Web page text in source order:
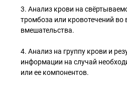
3. Анализ крови на
тромбоза или кровотечений во
вмешательства.
4. Анализ на группу крови и
информации на случай
или ее компонентов.